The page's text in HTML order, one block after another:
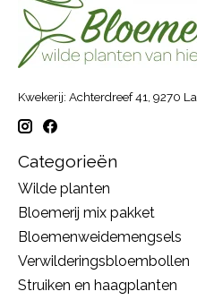
Kwekerij: Achterdreef 41, 9270
Categorieën
Wilde planten
Bloemerij mix pakket
Bloemenweidemengsels
Verwilderingsbloembollen
Struiken en haagplanten